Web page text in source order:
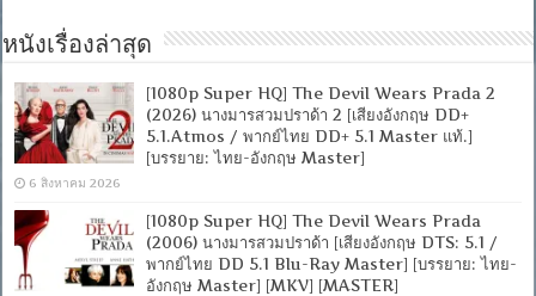
From
+ซับ
PGS
คม
ชัด]
[MASTER]
[MKV]
หนังเรื่องล่าสุด
[1080p Super HQ] The Devil Wears Prada 2
(2026) นางมารสวมปราด้า 2 [เสียงอังกฤษ DD+
5.1.Atmos / พากย์ไทย DD+ 5.1 Master แท้.]
[บรรยาย: ไทย-อังกฤษ Master]
6 สิงหาคม 2026
[1080p Super HQ] The Devil Wears Prada
(2006) นางมารสวมปราด้า [เสียงอังกฤษ DTS: 5.1 /
พากย์ไทย DD 5.1 Blu-Ray Master] [บรรยาย: ไทย-
อังกฤษ Master] [MKV] [MASTER]